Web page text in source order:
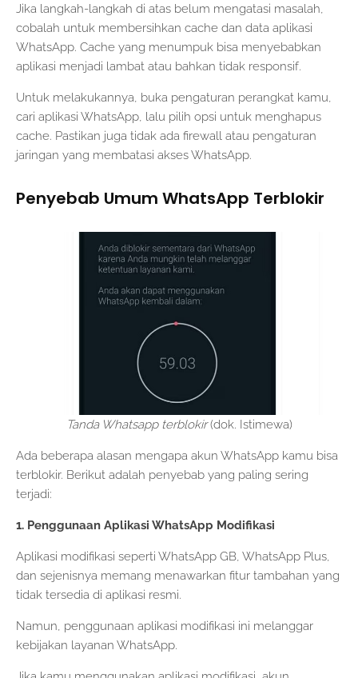
Jika langkah-langkah di atas belum mengatasi masalah,
cobalah untuk membersihkan cache dan data aplikasi
WhatsApp. Cache yang menumpuk bisa menyebabkan
aplikasi menjadi lambat atau bahkan tidak responsif.
Untuk melakukannya, buka pengaturan perangkat kamu,
cari aplikasi WhatsApp, lalu pilih opsi untuk menghapus
cache. Pastikan juga tidak ada firewall atau pengaturan
jaringan yang membatasi akses WhatsApp.
Penyebab Umum WhatsApp Terblokir
Tanda Whatsapp terblokir(dok. Istimewa)
Ada beberapa alasan mengapa akun WhatsApp kamu bisa
terblokir. Berikut adalah penyebab yang paling sering
terjadi:
1. Penggunaan Aplikasi WhatsApp Modifikasi
Aplikasi modifikasi seperti WhatsApp GB, WhatsApp Plus,
dan sejenisnya memang menawarkan fitur tambahan yang
tidak tersedia di aplikasi resmi.
Namun, penggunaan aplikasi modifikasi ini melanggar
kebijakan layanan WhatsApp.